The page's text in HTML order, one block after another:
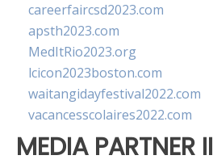
careerfaircsd2023.com
apsth2023.com
MedItRio2023.org
lcicon2023boston.com
waitangidayfestival2022.com
vacancesscolaires2022.com
MEDIA PARTNER II